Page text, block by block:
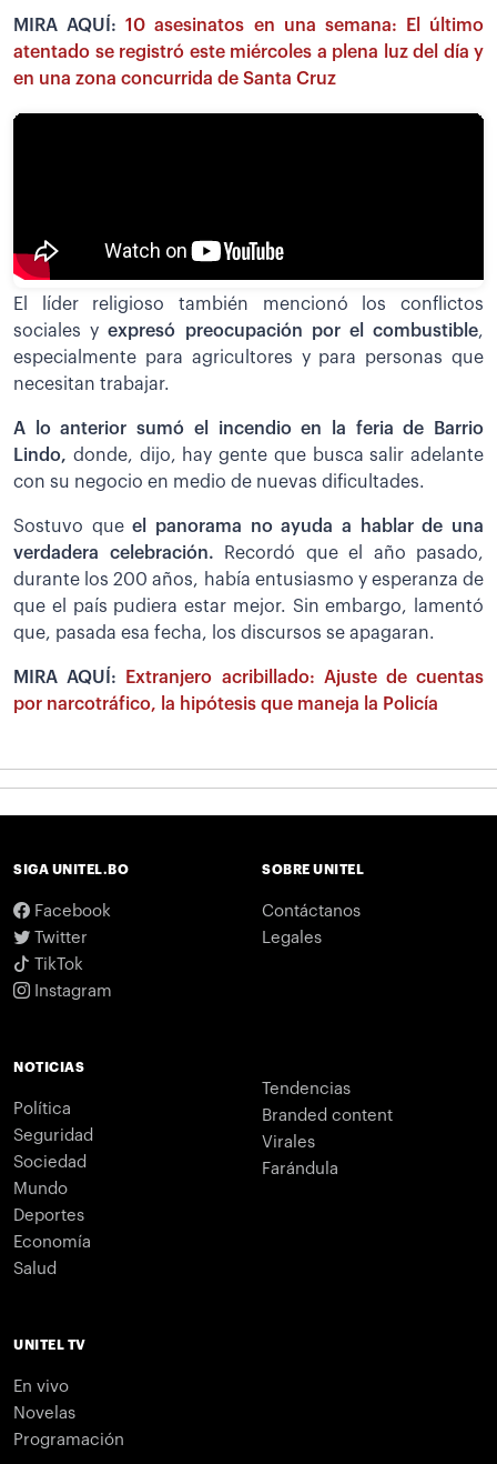
MIRA AQUÍ:10 asesinatos en una semana: El último
atentado se registró este miércoles a plena luz del día y
en una zona concurrida de Santa Cruz
El líder religioso también mencionó los conflictos
sociales y expresó preocupación por el combustible,
especialmente para agricultores y para personas que
necesitan trabajar.
A lo anterior sumó el incendio en la feria de Barrio
Lindo, donde, dijo, hay gente que busca salir adelante
con su negocio en medio de nuevas dificultades.
Sostuvo queel panorama no ayuda a hablar de una
verdadera celebración.
Recordó que el año pasado,
durante los 200 años, había entusiasmo y esperanza de
que el país pudiera estar mejor. Sin embargo, lamentó
que, pasada esa fecha, los discursos se apagaran.
MIRA AQUÍ:
Extranjero acribillado: Ajuste de cuentas
por narcotráfico, la hipótesis que maneja la Policía
SIGA UNITEL.BO
Facebook
Twitter
TikTok
Instagram
SOBRE UNITEL
Contáctanos
Legales
NOTICIAS
Política
Seguridad
Sociedad
Mundo
Deportes
Economía
Salud
Tendencias
Branded content
Virales
Farándula
UNITEL TV
En vivo
Novelas
Programación